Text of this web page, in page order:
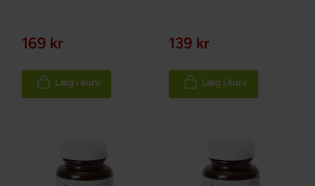
169 kr
Læg i kurv
139 kr
Læg i kurv